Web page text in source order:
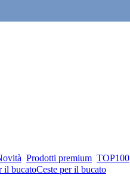
Prodotti premium TOP100
il bucatoCeste per il bucato